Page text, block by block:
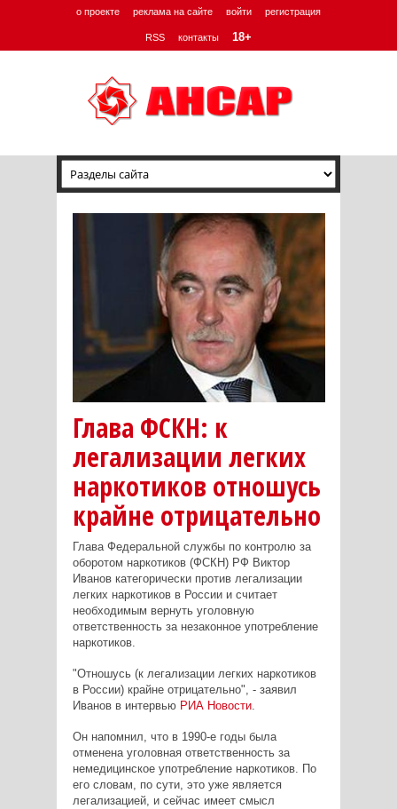
о проекте реклама на сайте войти регистрация
RSS контакты 18+
Глава ФСКН: к
легализации легких
наркотиков отношусь
крайне отрицательно
Глава Федеральной службы по контролю за
оборотом наркотиков (ФСКН) РФ Виктор
Иванов категорически против легализации
легких наркотиков в России и считает
необходимым вернуть уголовную
ответственность за незаконное употребление
наркотиков.
"Отношусь (к легализации легких наркотиков
в России) крайне отрицательно", - заявил
Иванов в интервью РИА Новости.
Он напомнил, что в 1990-е годы была
отменена уголовная ответственность за
немедицинское употребление наркотиков. По
его словам, по сути, это уже является
легализацией, и сейчас имеет смысл